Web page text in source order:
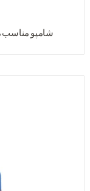
شامپو مناسب